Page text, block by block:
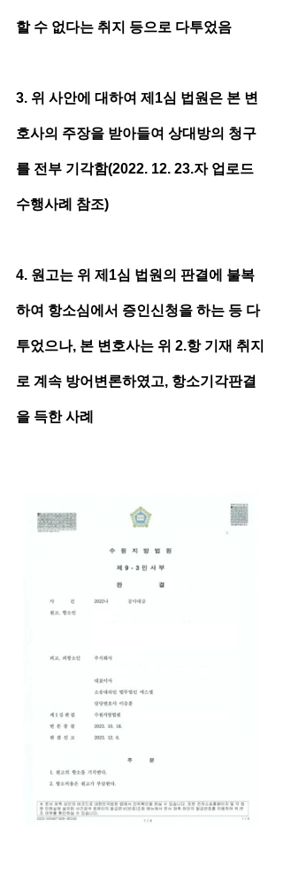
할 수 없다는 취지 등으로 다투었음
3. 위 사안에 대하여 제1심 법원은 본 변
호사의 주장을 받아들여 상대방의 청구
를 전부 기각함(2022. 12. 23.자 업로드
수행사례 참조)
4. 원고는 위 제1심 법원의 판결에 불복
하여 항소심에서 증인신청을 하는 등 다
투었으나, 본 변호사는 위 2.항 기재 취지
로 계속 방어변론하였고, 항소기각판결
을 득한 사례